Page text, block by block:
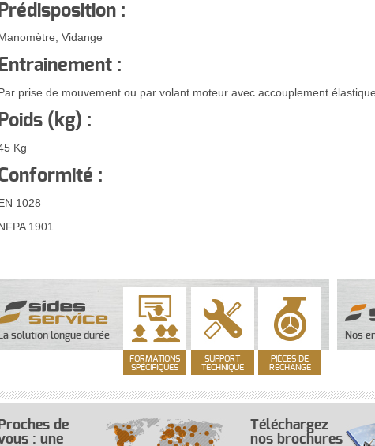
Prédisposition :
Vidange
:
prise de mouvement ou par volant moteur avec accouplement élastique
Poids (kg) :
Kg
:
1028
1901
solution longue durée
FORMATIONS
SPÉCIFIQUES
SUPPORT
TECHNIQUE
PIÈCES DE
RECHANGE
Nos
Proches de
: une
Téléchargez
nos brochures